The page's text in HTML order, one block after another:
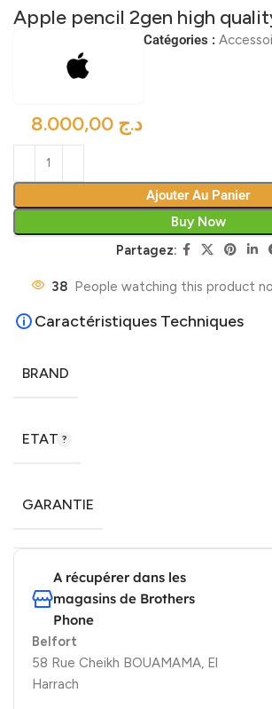
Apple pencil 2gen high
Catégories :
د.ج
Ajouter Au Panier
Buy Now
Partagez:
38 People watching this product
Caractéristiques Techniques
BRAND
ETAT
GARANTIE
A récupérer dans les
magasins de Brothers
Phone
Belfort
58 Rue Cheikh BOUAMAMA, El
Harrach